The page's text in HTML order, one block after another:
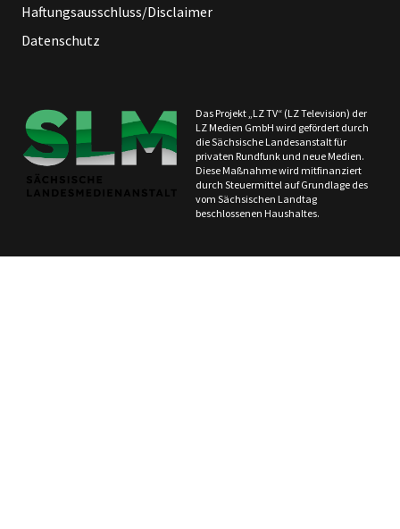
Haftungsausschluss/Disclaimer
Datenschutz
Das Projekt „LZ TV“ (LZ Television) der
LZ Medien GmbH wird gefördert durch
die Sächsische Landesanstalt für
privaten Rundfunk und neue Medien.
Diese Maßnahme wird mitfinanziert
durch Steuermittel auf Grundlage des
vom Sächsischen Landtag
beschlossenen Haushaltes.